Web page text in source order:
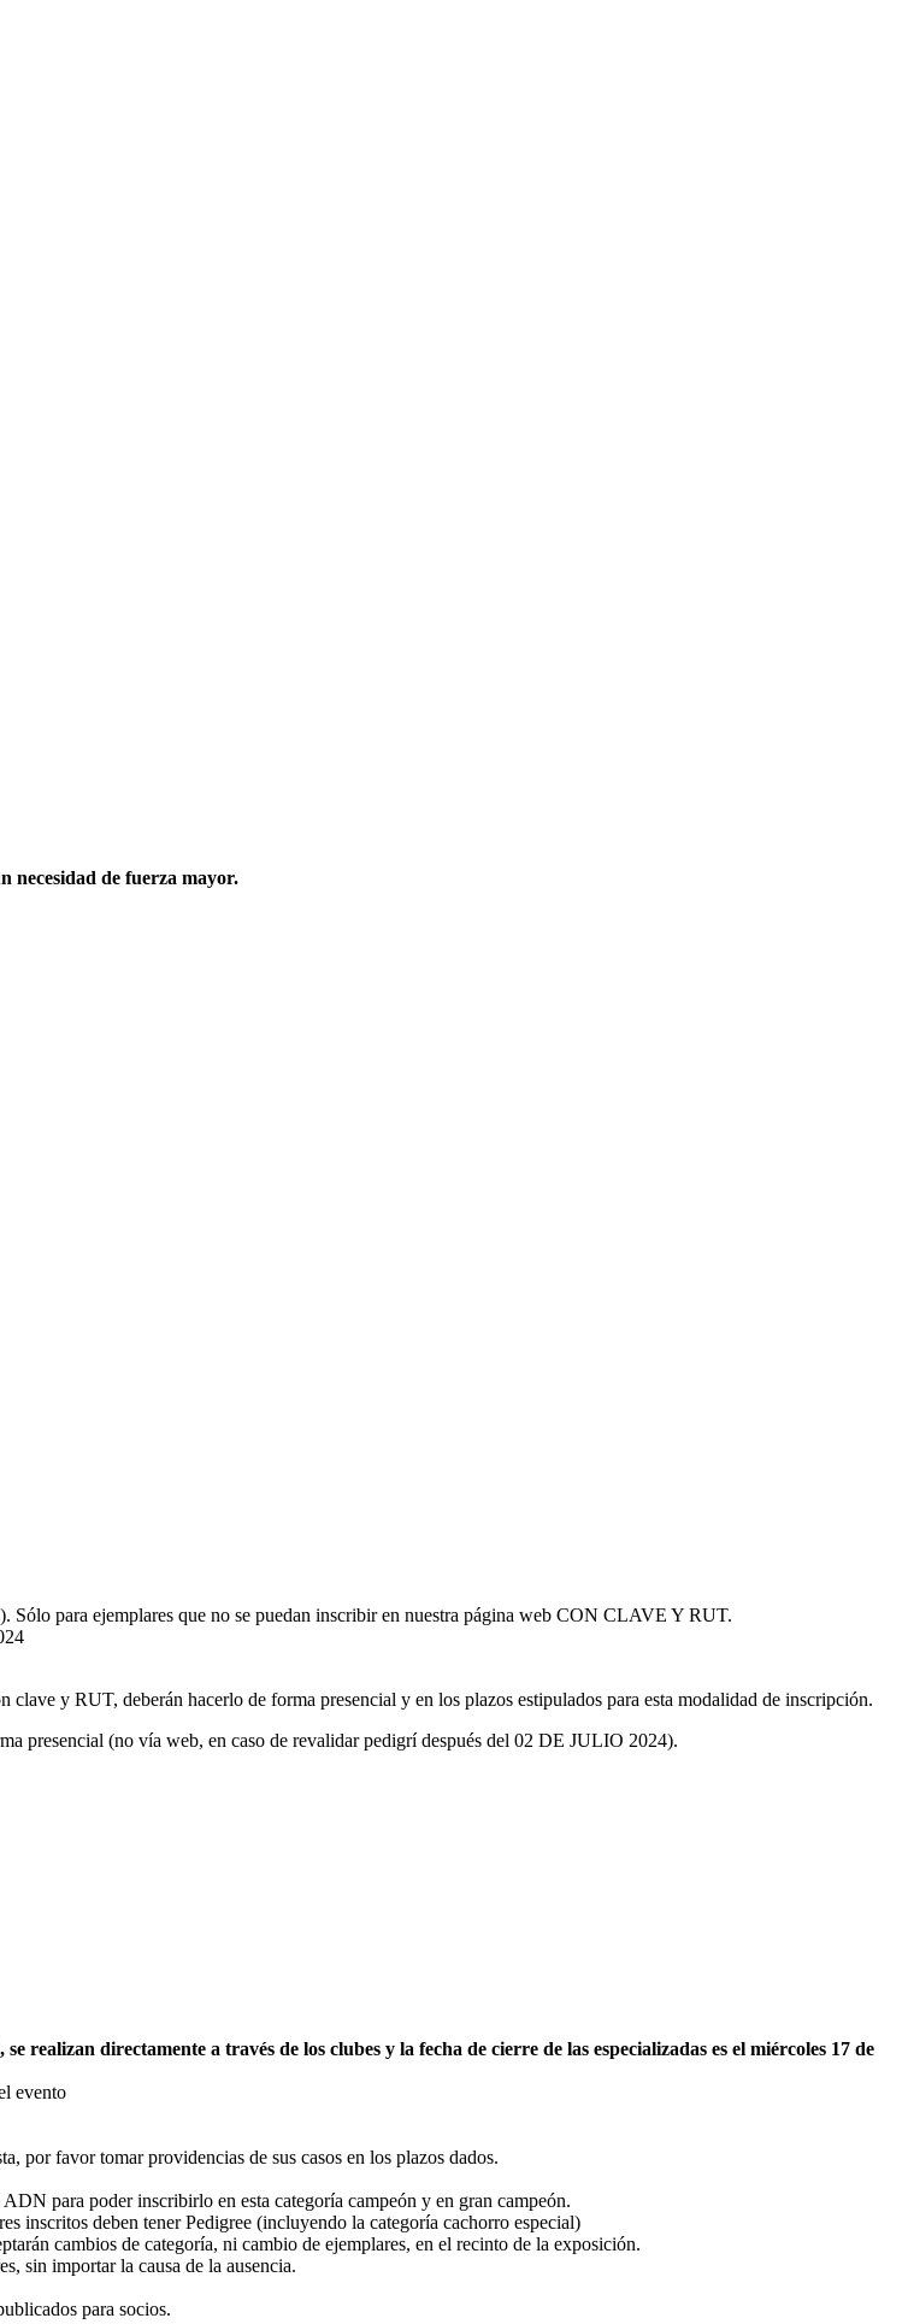
necesidad de fuerza mayor.
para ejemplares que no se puedan inscribir en nuestra página web CON CLAVE Y RUT.
y RUT, deberán hacerlo de forma presencial y en los plazos estipulados para esta modalidad de inscripción.
presencial (no vía web, en caso de revalidar pedigrí después del 02 DE JULIO 2024).
realizan directamente a través de los clubes y la fecha de cierre de las especializadas es el miércoles 17 de
evento
por favor tomar providencias de sus casos en los plazos dados.
para poder inscribirlo en esta categoría campeón y en gran campeón.
inscritos deben tener Pedigree (incluyendo la categoría cachorro especial)
cambios de categoría, ni cambio de ejemplares, en el recinto de la exposición.
sin importar la causa de la ausencia.
para socios.